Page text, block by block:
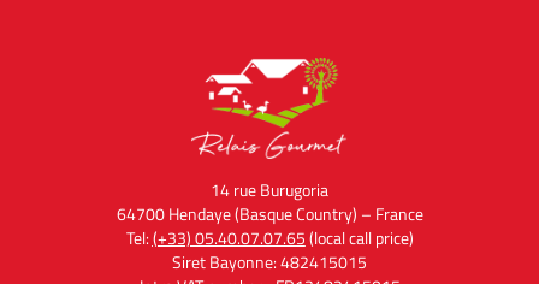
14 rue Burugoria
64700 Hendaye (Basque Country) – France
Tel:(+33) 05.40.07.07.65(local call price)
Siret Bayonne: 482415015